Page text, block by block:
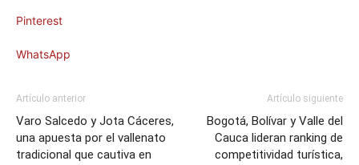
Pinterest
WhatsApp
Artículo anterior
Varo Salcedo y Jota Cáceres,
una apuesta por el vallenato
tradicional que cautiva en
Artículo siguiente
Bogotá, Bolívar y Valle del
Cauca lideran ranking de
competitividad turística,